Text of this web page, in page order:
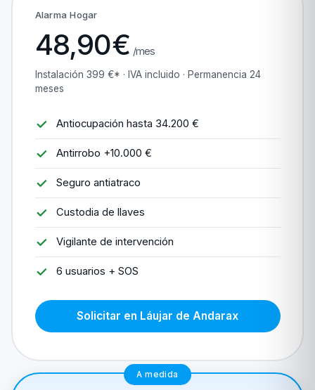
Alarma Hogar
48,90€ /mes
Instalación 399 €* · IVA incluido · Permanencia 24
meses
Antiocupación hasta 34.200 €
Antirrobo +10.000 €
Seguro antiatraco
Custodia de llaves
Vigilante de intervención
6 usuarios + SOS
Solicitar en Láujar de Andarax
A medida